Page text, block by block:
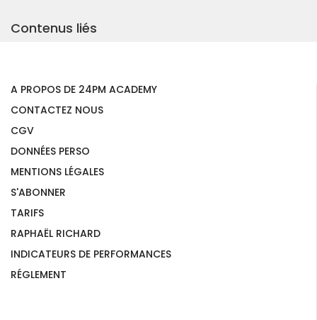
Contenus liés
A PROPOS DE 24PM ACADEMY
CONTACTEZ NOUS
CGV
DONNÉES PERSO
MENTIONS LÉGALES
S'ABONNER
TARIFS
RAPHAËL RICHARD
INDICATEURS DE PERFORMANCES
RÉGLEMENT